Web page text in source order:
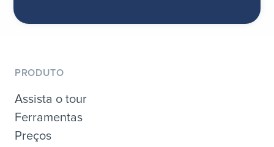
PRODUTO
Assista o tour
Ferramentas
Preços